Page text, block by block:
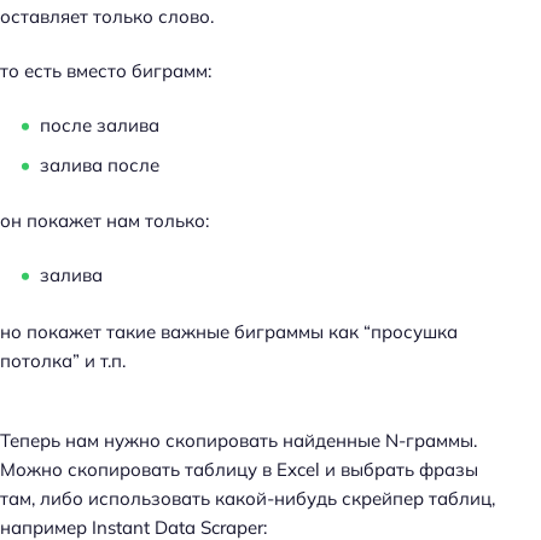
оставляет только слово.
то есть вместо биграмм:
после залива
залива после
он покажет нам только:
залива
но покажет такие важные биграммы как “просушка
потолка” и т.п.
Теперь нам нужно скопировать найденные N-граммы.
Можно скопировать таблицу в Excel и выбрать фразы
там, либо использовать какой-нибудь скрейпер таблиц,
например Instant Data Scraper: